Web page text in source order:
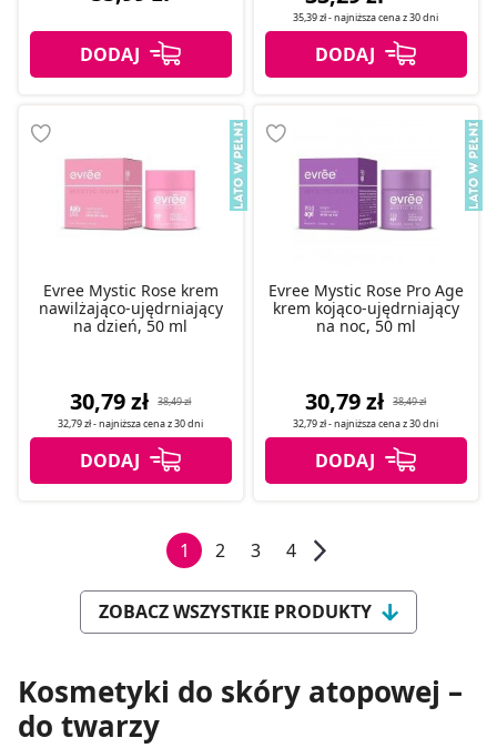
35,39 zł- najniższa cena z30 dni
Evree Mystic Rose krem
nawilżająco-ujędrniający
na dzień, 50 ml
30,79 zł
38,49 zł
32,79 zł- najniższa cena z30 dni
Evree Mystic Rose Pro Age
krem kojąco-ujędrniający
na noc, 50 ml
30,79 zł
38,49 zł
32,79 zł- najniższa cena z30 dni
1 2 3 4
ZOBACZ WSZYSTKIE PRODUKTY
Kosmetyki do skóry atopowej –
do twarzy